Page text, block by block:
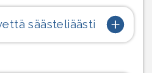
säästeliäästi